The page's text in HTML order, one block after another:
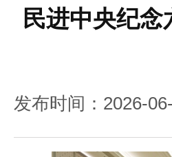
民进中央纪
发布时间：2026-